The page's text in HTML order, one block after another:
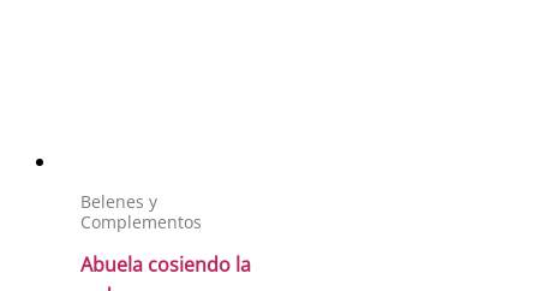
Belenes y
Complementos
Abuela cosiendo la